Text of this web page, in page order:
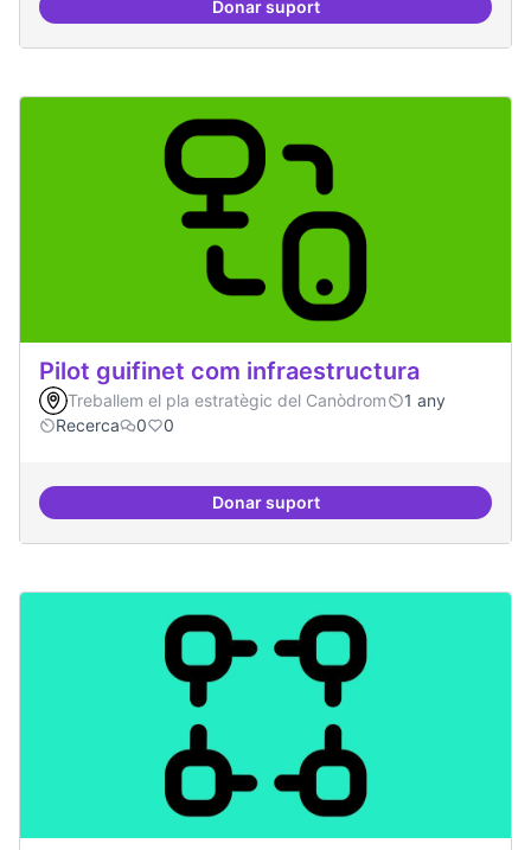
Donar suportPilot guifinet nivell ciutat
Pilot guifinet com infraestructura
Treballem el pla estratègic del Canòdrom
1 any
Recerca
0 0
Donar suportPilot guifinet com